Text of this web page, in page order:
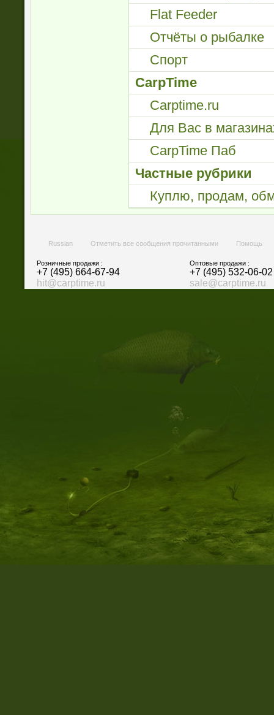
Flat Feeder
Отчёты о рыбалке
Спорт
CarpTime
Carptime.ru
Для Вас в
CarpTime Паб
Частные рубрики
Куплю, продам,
Russian Отметить все сообщения прочитанными Помощь
Розничные продажи :
+7 (495) 664-67-94
hit@carptime.ru
Оптовые продажи :
+7 (495) 532-06-02
sale@carptime.ru